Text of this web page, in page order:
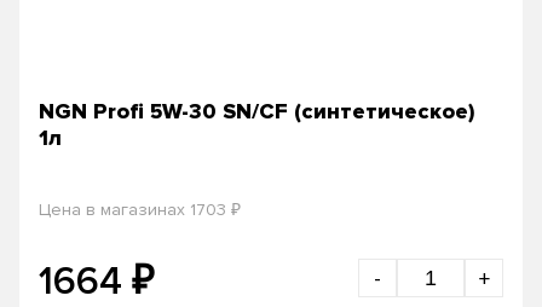
NGN Profi 5W-30 SN/CF (синтетическое)
1л
Цена в магазинах 1703 ₽
1664 ₽ - +